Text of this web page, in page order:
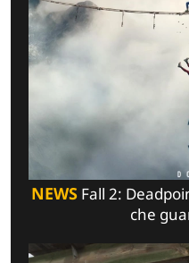
NEWSFall 2:
che